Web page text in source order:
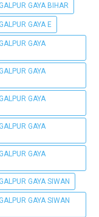
GAYA BIHAR
GAYA E
GAYA
GAYA
GAYA
GAYA
GAYA
GAYA SIWAN
GAYA SIWAN